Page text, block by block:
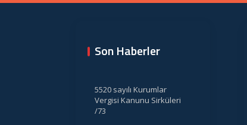
Son Haberler
5520 sayılı Kurumlar
Vergisi Kanunu Sirküleri
/73